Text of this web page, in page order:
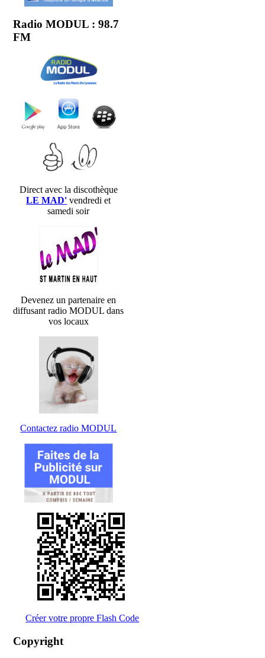
Radio MODUL : 98.7
FM
Direct avec la discothèque
LE MAD' vendredi et
samedi soir
Devenez un partenaire en
diffusant radio MODUL dans
vos locaux
Contactez radio MODUL
Créer votre propre Flash Code
Copyright